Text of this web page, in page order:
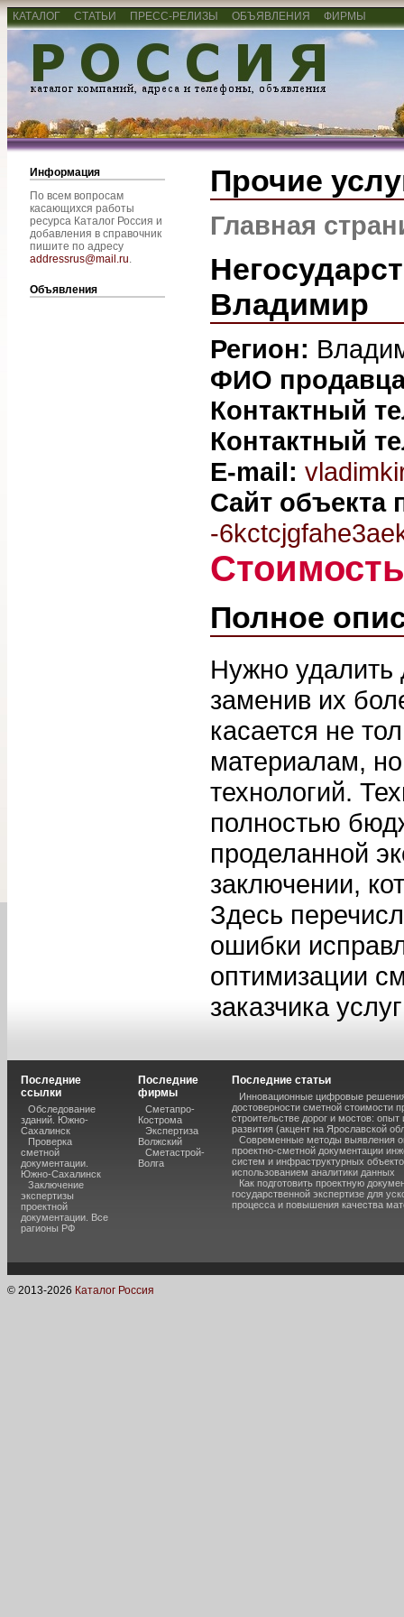
КАТАЛОГ СТАТЬИ ПРЕСС-РЕЛИЗЫ ОБЪЯВЛЕНИЯ ФИРМЫ
Информация
По всем вопросам
касающихся работы
ресурса Каталог Россия и
добавления в справочник
пишите по адресу
addressrus@mail.ru.
Объявления
Прочие
Главная
Владимир
Регион:
ФИО
Контактный
Контактный
E-mail:
Сайт объекта
-
Полное
Нужно удалить
заменив их
касается не
материалам,
технологий.
полностью
проделанной
заключении,
Здесь
ошибки
оптимизации
заказчика
Последние
ссылки
Обследование
зданий. Южно-
Сахалинск
Проверка
сметной
документации.
Южно-Сахалинск
Заключение
экспертизы
проектной
документации. Все
рагионы РФ
Последние
фирмы
Сметапро-
Кострома
Экспертиза
Волжский
Сметастрой-
Волга
Последние статьи
Инновационные цифровые
достоверности сметной стоимости
строительстве дорог и мостов: опыт
развития (акцент на Ярославской
Современные методы выявления
проектно-сметной документации
систем и инфраструктурных
использованием аналитики данных
Как подготовить проектную
государственной экспертизе для
процесса и повышения качества
© 2013-2026 Каталог Россия